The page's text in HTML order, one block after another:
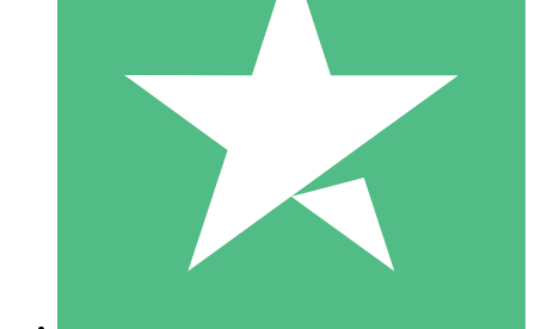
Individuelle Credit-Pakete
Zahlen Sie nach Bedarf mit Download-Credits. Keine
monatliche Verpflichtung erforderlich.
10 00